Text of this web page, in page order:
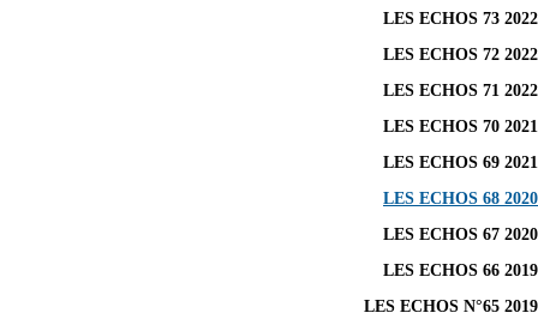
LES ECHOS 73 2022
LES ECHOS 72 2022
LES ECHOS 71 2022
LES ECHOS 70 2021
LES ECHOS 69 2021
LES ECHOS 68 2020
LES ECHOS 67 2020
LES ECHOS 66 2019
LES ECHOS N°65 2019